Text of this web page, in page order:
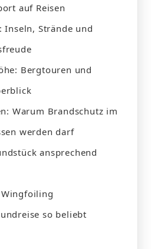
auf Reisen
Inseln, Strände und
Bergtouren und
Warum Brandschutz im
werden darf
ansprechend
so beliebt